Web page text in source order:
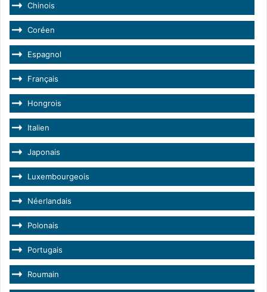
Chinois
Coréen
Espagnol
Français
Hongrois
Italien
Japonais
Luxembourgeois
Néerlandais
Polonais
Portugais
Roumain